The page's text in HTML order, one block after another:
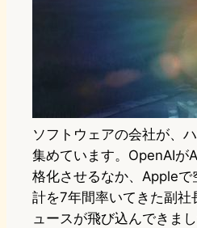
ソフトウェアの会社が、
集めています。OpenAIが
格化させるなか、Apple
計を7年間率いてきた副社
ュースが飛び込んできま